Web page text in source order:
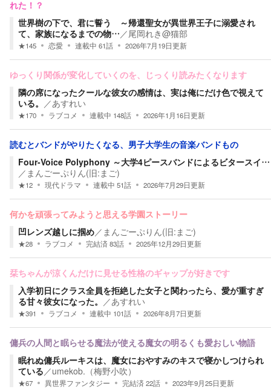
れた！？
世界樹の下で、君に誓う ～帰還聖女が異世界王子に溺愛され
て、家族になるまでの物…／尾岡れき@猫部
★145 恋愛 連載中 61話 2026年7月19日更新
ゆっくり関係が変化していくのを、じっくり読みたくなります
隣の席になったクールな彼女の感情は、実は俺にだけ色で視えて
いる。 ／あすれい
★170 ラブコメ 連載中 148話 2026年1月16日更新
読むとバンドがやりたくなる、男子大学生の音楽バンドもの
Four-Voice Polyphony ～大学4ピースバンドによるビタースイ…
／ まんごーぷりん(旧:まご)
★12 現代ドラマ 連載中 51話 2026年7月29日更新
何かを頑張ってみようと思える学園ストーリー
凹レンズ越しに掴め／ まんごーぷりん(旧:まご)
★28 ラブコメ 完結済83話 2025年12月29日更新
栞ちゃんが涼くんだけに見せる性格のギャップが好きです
入学初日にクラス全員を拒絶した女子と関わったら、愛が重すぎ
る甘々彼女になった。 ／あすれい
★391 ラブコメ 連載中 101話 2026年8月7日更新
傭兵の人間と眠らせる魔法が使える魔女の明るくも愛おしい物語
眠れぬ傭兵ルーキスは、魔女におやすみのキスで寝かしつけられ
ている／umekob.（梅野小吹）
★67 異世界ファンタジー 完結済22話 2023年9月25日更新